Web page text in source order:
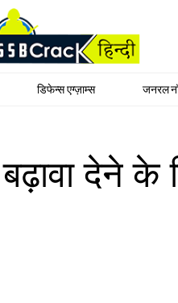
डिफेन्स एग्ज़ाम्स जनरल
देने